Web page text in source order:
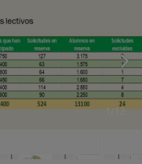
1/12